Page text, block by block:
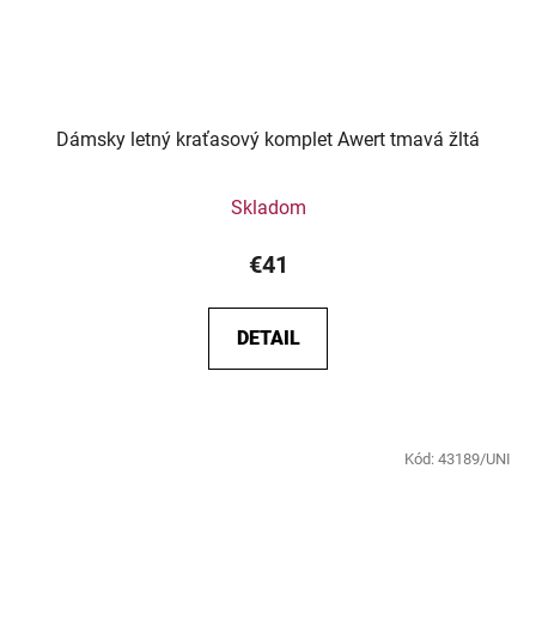
Dámsky letný kraťasový komplet Awert tmavá žltá
Skladom
€41
DETAIL
Kód: 43189/UNI